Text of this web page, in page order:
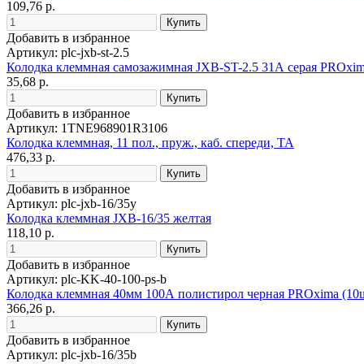
109,76 р.
Добавить в избранное
Артикул: plc-jxb-st-2.5
Колодка клеммная самозажимная JXB-ST-2.5 31А серая
35,68 р.
Добавить в избранное
Артикул: 1TNE968901R3106
Колодка клеммная, 11 пол., пруж., каб. спереди, TA
476,33 р.
Добавить в избранное
Артикул: plc-jxb-16/35y
Колодка клеммная JXB-16/35 желтая
118,10 р.
Добавить в избранное
Артикул: plc-KK-40-100-ps-b
Колодка клеммная 40мм 100А полистирол черная PROxima
366,26 р.
Добавить в избранное
Артикул: plc-jxb-16/35b